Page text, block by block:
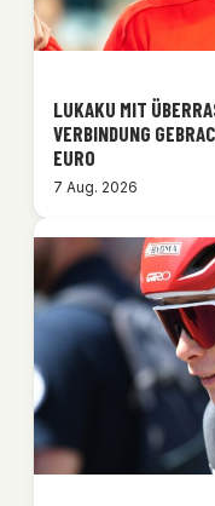
LUKAKU MIT
VERBINDUNG
EURO
7 Aug. 2026